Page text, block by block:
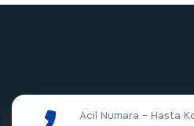
Acil Numara - Hasta